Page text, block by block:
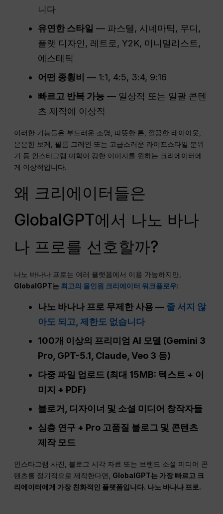
니다
유연한 스타일 — 파스텔, 시네마틱, 무디,
플랫 디자인, 레트로, Y2K, 미니멀리스트,
에스테틱
어떤 종횡비 — 1:1, 4:5, 3:4, 9:16
빠르고 반복 가능 — 일상적 또는 일괄 콘텐
츠 제작에 이상적
이러한 기능들은 부드러운 조명, 따뜻한 톤, 깔끔한 레이아웃,
은은한 보케, 필름 그레인 또는 고급스러운 라이프스타일 분위
기 등 인스타그램 미학이 강한 이미지를 원하는 크리에이터에
게 이상적입니다.
왜 크리에이터들은
GlobalGPT에서 나노 바나
나 프로를 선호할까?
나노 바나나 프로는 여러 플랫폼에서 이용 가능하지만,
GlobalGPT는 최고의 올인원 크리에이터 워크플로우:
나노 바나나 프로 무제한 사용 — 줄 서지 않
아도 되고, 제한도 없습니다
100개 이상의 프리미엄 AI 모델 (Gemini 3
Pro, GPT-5.1, Claude, Veo 3 등)
다중 파일 업로드 (최대 15MB: 텍스트 + 이
미지 + PDF)
블로거, 디자이너 및 소셜 미디어 창작자들
심층 연구 + Pro 고품질 블로그 및 콘텐츠
제작 모드
인스타그램 사진, 블로그 시각 자료 또는 브랜드 소셜 미디어 콘
텐츠를 정기적으로 제작한다면, GlobalGPT는 가장 빠르고 크
리에이터에게 가장 친화적인 플랫폼입니다. 나노 바나나 프로.